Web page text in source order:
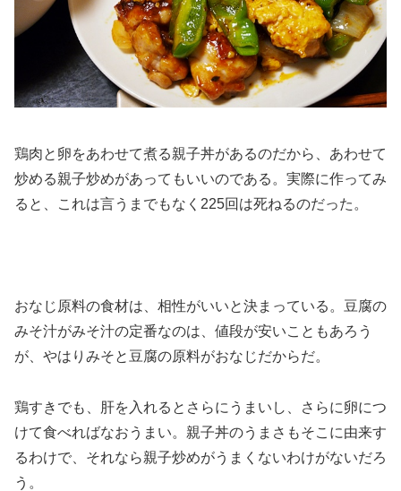
鶏肉と卵をあわせて煮る親子丼があるのだから、あわせて
炒める親子炒めがあってもいいのである。実際に作ってみ
ると、これは言うまでもなく225回は死ねるのだった。
おなじ原料の食材は、相性がいいと決まっている。豆腐の
みそ汁がみそ汁の定番なのは、値段が安いこともあろう
が、やはりみそと豆腐の原料がおなじだからだ。
鶏すきでも、肝を入れるとさらにうまいし、さらに卵につ
けて食べればなおうまい。親子丼のうまさもそこに由来す
るわけで、それなら親子炒めがうまくないわけがないだろ
う。